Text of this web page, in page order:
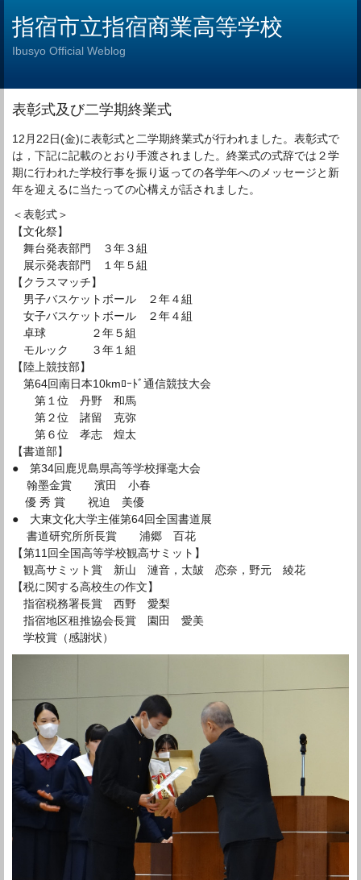
指宿市立指宿商業高等学校
Ibusyo Official Weblog
表彰式及び二学期終業式
12月22日(金)に表彰式と二学期終業式が行われました。表彰式で
は，下記に記載のとおり手渡されました。終業式の式辞では２学
期に行われた学校行事を振り返っての各学年へのメッセージと新
年を迎えるに当たっての心構えが話されました。
＜表彰式＞
【文化祭】
舞台発表部門 ３年３組
展示発表部門 １年５組
【クラスマッチ】
男子バスケットボール ２年４組
女子バスケットボール ２年４組
卓球 ２年５組
モルック ３年１組
【陸上競技部】
第64回南日本10kmﾛｰﾄﾞ通信競技大会
第１位 丹野 和馬
第２位 諸留 克弥
第６位 孝志 煌太
【書道部】
● 第34回鹿児島県高等学校揮毫大会
翰墨金賞 濱田 小春
優 秀 賞 祝迫 美優
● 大東文化大学主催第64回全国書道展
書道研究所所長賞 浦郷 百花
【第11回全国高等学校観高サミット】
観高サミット賞 新山 漣音，太皷 恋奈，野元 綾花
【税に関する高校生の作文】
指宿税務署長賞 西野 愛梨
指宿地区租推協会長賞 園田 愛美
学校賞（感謝状）